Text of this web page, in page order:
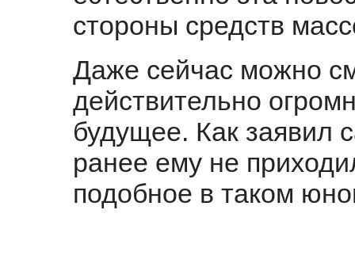
стороны средств
Даже сейчас можно
действительно
будущее. Как заявил
ранее ему не
подобное в таком